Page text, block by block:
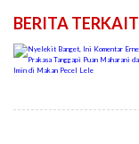
BERITA TERKAIT